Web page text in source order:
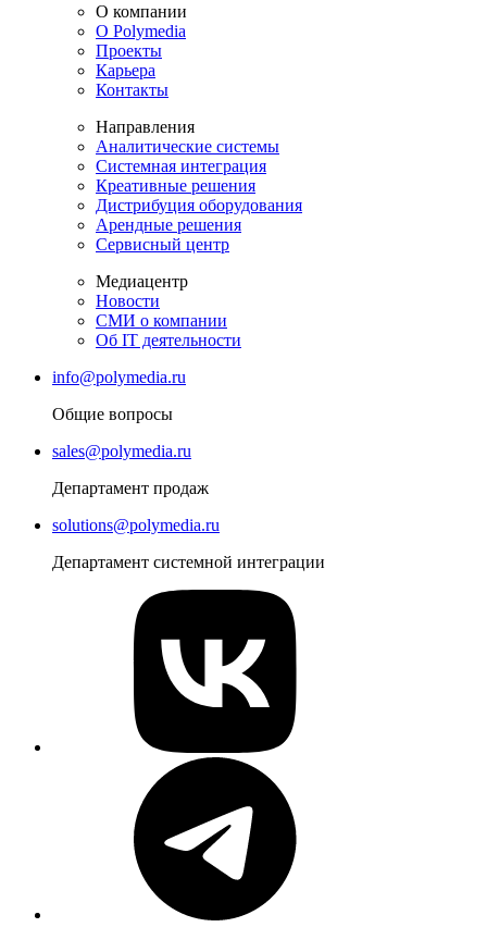
О компании
О Polymedia
Проекты
Карьера
Контакты
Направления
Аналитические системы
Системная интеграция
Креативные решения
Дистрибуция оборудования
Арендные решения
Сервисный центр
Медиацентр
Новости
СМИ о компании
Об IT деятельности
info@polymedia.ru
Общие вопросы
sales@polymedia.ru
Департамент продаж
solutions@polymedia.ru
Департамент системной интеграции